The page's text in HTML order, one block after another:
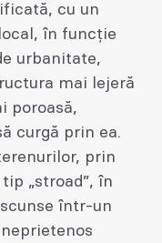
cu un
în funcție
urbanitate,
mai lejeră
poroasă,
curgă prin ea.
prin
„stroad”, în
într-un